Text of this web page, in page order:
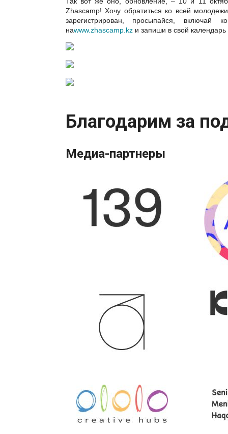
Zhascamp! Хочу обратиться ко всей
зарегистрирован, просыпайся, включай
наwww.zhascamp.kzи запиши в свой календарь
Благодарим за
Медиа-партнеры